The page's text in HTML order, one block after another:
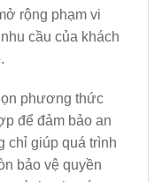
rộng phạm vi
cầu của khách
phương thức
để đảm bảo an
chỉ giúp quá trình
bảo vệ quyền